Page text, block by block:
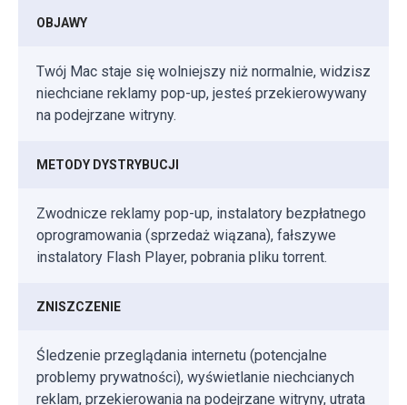
OBJAWY
Twój Mac staje się wolniejszy niż normalnie, widzisz
niechciane reklamy pop-up, jesteś przekierowywany
na podejrzane witryny.
METODY DYSTRYBUCJI
Zwodnicze reklamy pop-up, instalatory bezpłatnego
oprogramowania (sprzedaż wiązana), fałszywe
instalatory Flash Player, pobrania pliku torrent.
ZNISZCZENIE
Śledzenie przeglądania internetu (potencjalne
problemy prywatności), wyświetlanie niechcianych
reklam, przekierowania na podejrzane witryny, utrata